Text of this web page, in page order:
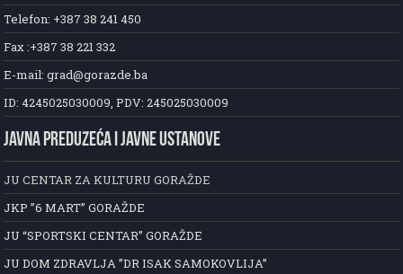
Telefon: +387 38 241 450
Fax :+387 38 221 332
E-mail: grad@gorazde.ba
ID: 4245025030009, PDV: 245025030009
JAVNA PREDUZEĆA I JAVNE USTANOVE
JU CENTAR ZA KULTURU GORAŽDE
JKP ”6 MART” GORAŽDE
JU “SPORTSKI CENTAR” GORAŽDE
JU DOM ZDRAVLJA ”DR ISAK SAMOKOVLIJA”